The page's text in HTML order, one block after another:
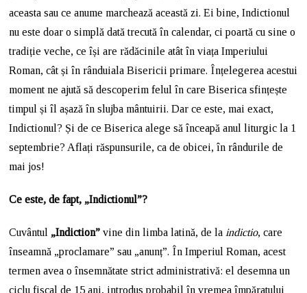
aceasta sau ce anume marchează această zi. Ei bine, Indictionul
nu este doar o simplă dată trecută în calendar, ci poartă cu sine o
tradiție veche, ce își are rădăcinile atât în viața Imperiului
Roman, cât și în rânduiala Bisericii primare. Înțelegerea acestui
moment ne ajută să descoperim felul în care Biserica sfințește
timpul și îl așază în slujba mântuirii. Dar ce este, mai exact,
Indictionul? Și de ce Biserica alege să înceapă anul liturgic la 1
septembrie? Aflați răspunsurile, ca de obicei, în rândurile de
mai jos!
Ce este, de fapt, „Indictionul”?
Cuvântul „Indiction” vine din limba latină, de la indictio, care
înseamnă „proclamare” sau „anunț”. În Imperiul Roman, acest
termen avea o însemnătate strict administrativă: el desemna un
ciclu fiscal de 15 ani, introdus probabil în vremea împăratului